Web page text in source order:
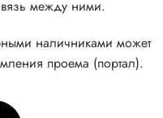
между ними.
наличниками может
проема (портал).